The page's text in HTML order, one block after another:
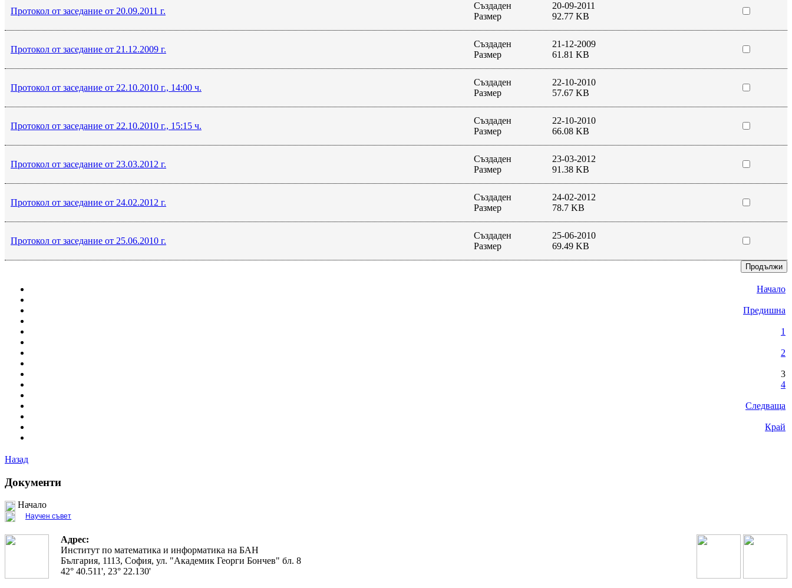
Протокол от заседание от 20.09.2011 г.
Създаден
Размер
20-09-2011
92.77 KB
Протокол от заседание от 21.12.2009 г.
Създаден
Размер
21-12-2009
61.81 KB
Протокол от заседание от 22.10.2010 г., 14:00 ч.
Създаден
Размер
22-10-2010
57.67 KB
Протокол от заседание от 22.10.2010 г., 15:15 ч.
Създаден
Размер
22-10-2010
66.08 KB
Протокол от заседание от 23.03.2012 г.
Създаден
Размер
23-03-2012
91.38 KB
Протокол от заседание от 24.02.2012 г.
Създаден
Размер
24-02-2012
78.7 KB
Протокол от заседание от 25.06.2010 г.
Създаден
Размер
25-06-2010
69.49 KB
Начало
Предишна
1
2
3
4
Следваща
Край
Назад
Документи
Начало
Научен съвет
Адрес:
Институт по математика и информатика на БАН
България, 1113, София, ул. "Академик Георги Бончев" бл. 8
42° 40.511', 23° 22.130'